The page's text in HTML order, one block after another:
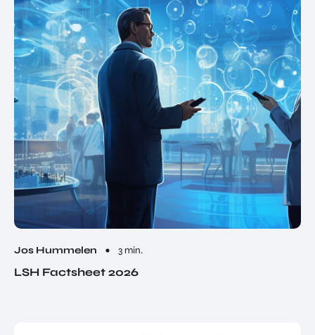
Jos Hummelen 3 min.
LSH Factsheet 2026